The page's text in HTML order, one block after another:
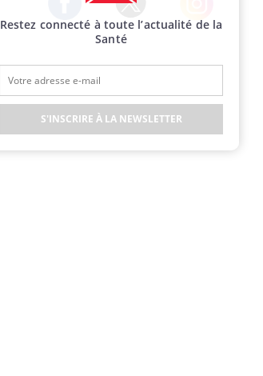
Facebook Twitter Instagram
Restez connecté à toute l’actualité de la
Santé
S'INSCRIRE À LA NEWSLETTER